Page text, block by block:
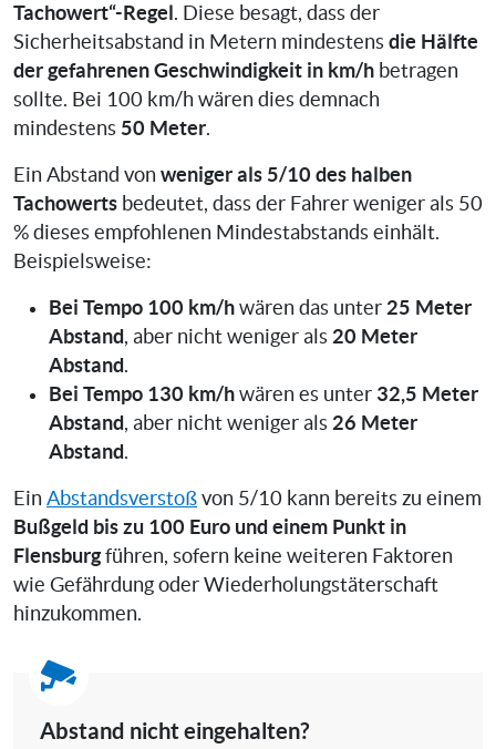
Tachowert“-Regel. Diese besagt, dass der
Sicherheitsabstand in Metern mindestens die Hälfte
der gefahrenen Geschwindigkeit in km/h betragen
sollte. Bei 100 km/h wären dies demnach
mindestens 50 Meter.
Ein Abstand von weniger als 5/10 des halben
Tachowerts bedeutet, dass der Fahrer weniger als 50
% dieses empfohlenen Mindestabstands einhält.
Beispielsweise:
Bei Tempo 100 km/h wären das unter 25 Meter
Abstand, aber nicht weniger als 20 Meter
Abstand.
Bei Tempo 130 km/h wären es unter 32,5 Meter
Abstand, aber nicht weniger als 26 Meter
Abstand.
Ein Abstandsverstoß von 5/10 kann bereits zu einem
Bußgeld bis zu 100 Euro und einem Punkt in
Flensburgführen, sofern keine weiteren Faktoren
wie Gefährdung oder Wiederholungstäterschaft
hinzukommen.
Abstand nicht eingehalten?